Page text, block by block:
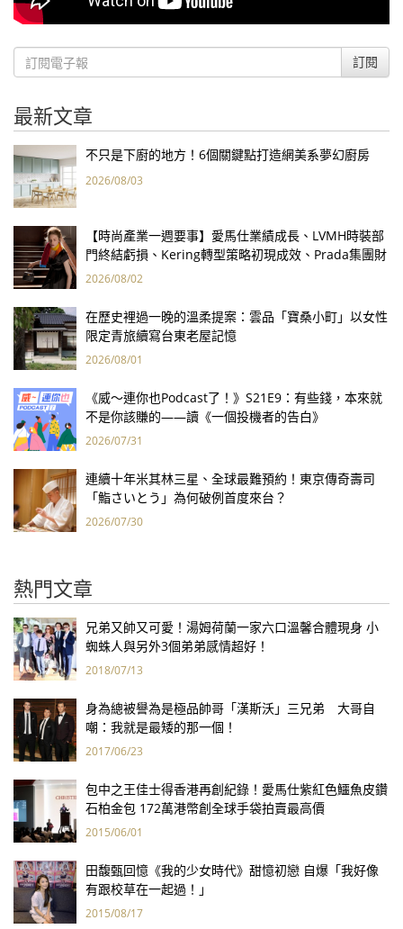
訂閱
最新文章
不只是下廚的地方！6個關鍵點打造網美系夢幻廚房
2026/08/03
【時尚產業一週要事】愛馬仕業績成長、LVMH時裝部
門終結虧損、Kering轉型策略初現成效、Prada集團財
報亮眼
2026/08/02
在歷史裡過一晚的溫柔提案：雲品「寶桑小町」以女性
限定青旅續寫台東老屋記憶
2026/08/01
《威～連你也Podcast了！》S21E9：有些錢，本來就
不是你該賺的——讀《一個投機者的告白》
2026/07/31
連續十年米其林三星、全球最難預約！東京傳奇壽司
「鮨さいとう」為何破例首度來台？
2026/07/30
熱門文章
兄弟又帥又可愛！湯姆荷蘭一家六口溫馨合體現身 小
蜘蛛人與另外3個弟弟感情超好！
2018/07/13
身為總被譽為是極品帥哥「漢斯沃」三兄弟 大哥自
嘲：我就是最矮的那一個！
2017/06/23
包中之王佳士得香港再創紀錄！愛馬仕紫紅色鱷魚皮鑽
石柏金包 172萬港幣創全球手袋拍賣最高價
2015/06/01
田馥甄回憶《我的少女時代》甜憶初戀 自爆「我好像
有跟校草在一起過！」
2015/08/17